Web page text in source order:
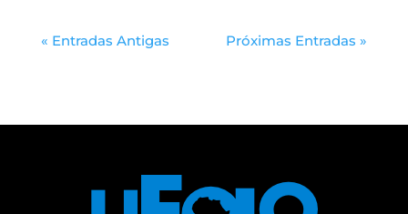
« Entradas Antigas Próximas Entradas »